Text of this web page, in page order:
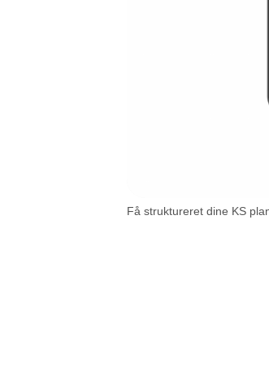
Få struktureret dine KS